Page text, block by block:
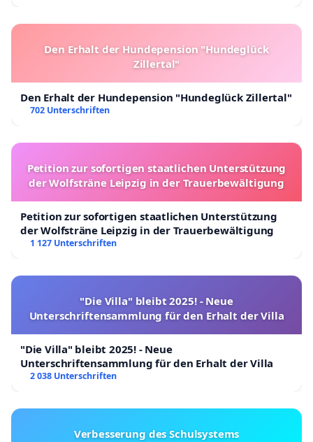
Den Erhalt der Hundepension "Hundeglück
Zillertal"
Den Erhalt der Hundepension "Hundeglück Zillertal"
702 Unterschriften
Petition zur sofortigen staatlichen Unterstützung
der Wolfsträne Leipzig in der Trauerbewältigung
Petition zur sofortigen staatlichen Unterstützung
der Wolfsträne Leipzig in der Trauerbewältigung
1 127 Unterschriften
"Die Villa" bleibt 2025! - Neue
Unterschriftensammlung für den Erhalt der Villa
"Die Villa" bleibt 2025! - Neue
Unterschriftensammlung für den Erhalt der Villa
2 038 Unterschriften
Verbesserung des Schulsystems